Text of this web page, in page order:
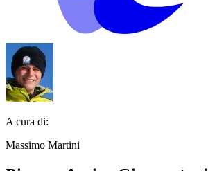
A cura di:
Massimo Martini